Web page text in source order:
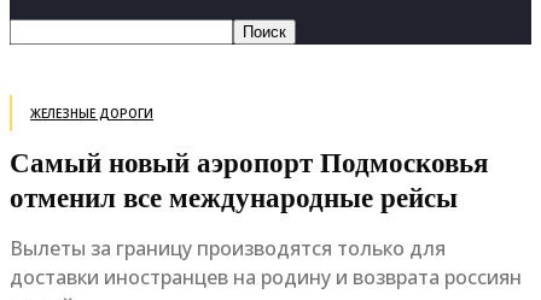
ЖЕЛЕЗНЫЕ ДОРОГИ
Самый новый аэропорт Подмосковья
отменил все международные рейсы
Вылеты за границу производятся только для
доставки иностранцев на родину и возврата россиян